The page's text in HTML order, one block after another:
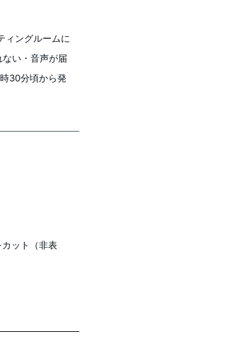
ィングルームに
ない・音声が届
30分頃から発
ット（非表